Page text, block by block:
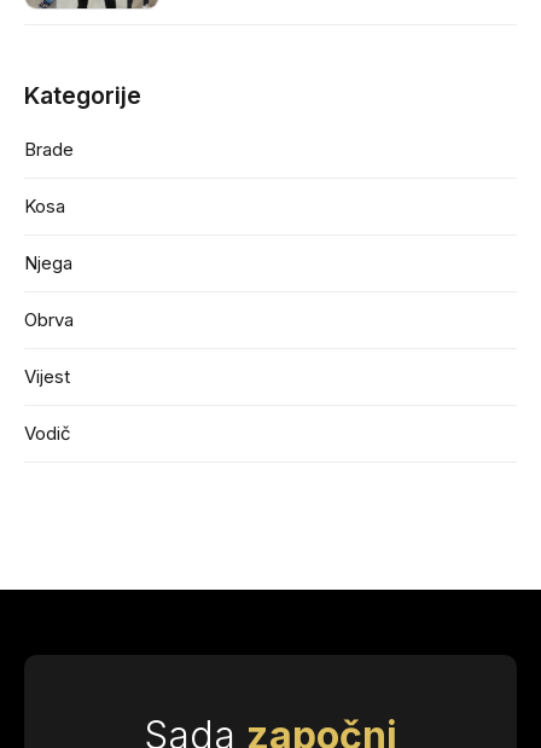
Kategorije
Brade
Kosa
Njega
Obrva
Vijest
Vodič
Sada započni